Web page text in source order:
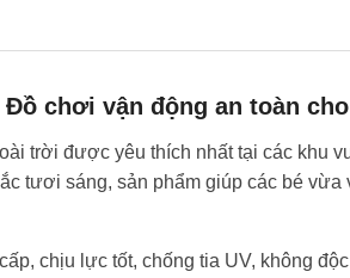
chơi vận động an toàn
trời được yêu thích nhất tại các khu
tươi sáng, sản phẩm giúp các bé
chịu lực tốt, chống tia UV, không